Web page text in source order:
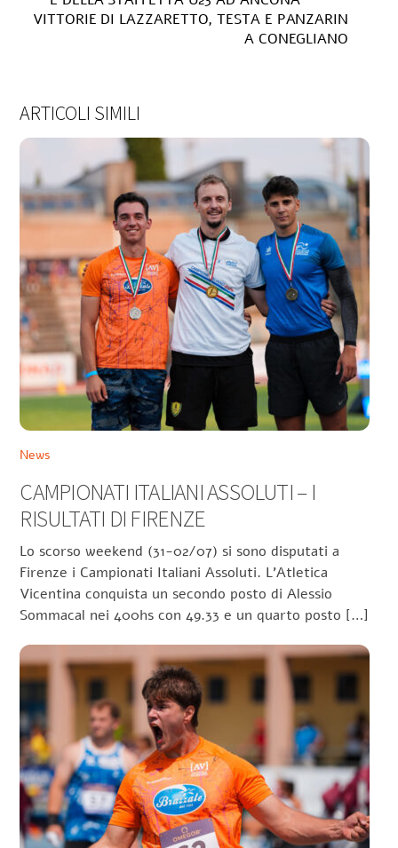
VITTORIE DI LAZZARETTO, TESTA E PANZARIN
A CONEGLIANO
ARTICOLI SIMILI
News
CAMPIONATI ITALIANI ASSOLUTI – I
RISULTATI DI FIRENZE
Lo scorso weekend (31-02/07) si sono disputati a
Firenze i Campionati Italiani Assoluti. L’Atletica
Vicentina conquista un secondo posto di Alessio
Sommacal nei 400hs con 49.33 e un quarto posto […]